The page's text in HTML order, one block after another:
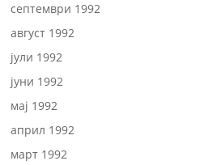
септември 1992
август 1992
јули 1992
јуни 1992
мај 1992
април 1992
март 1992